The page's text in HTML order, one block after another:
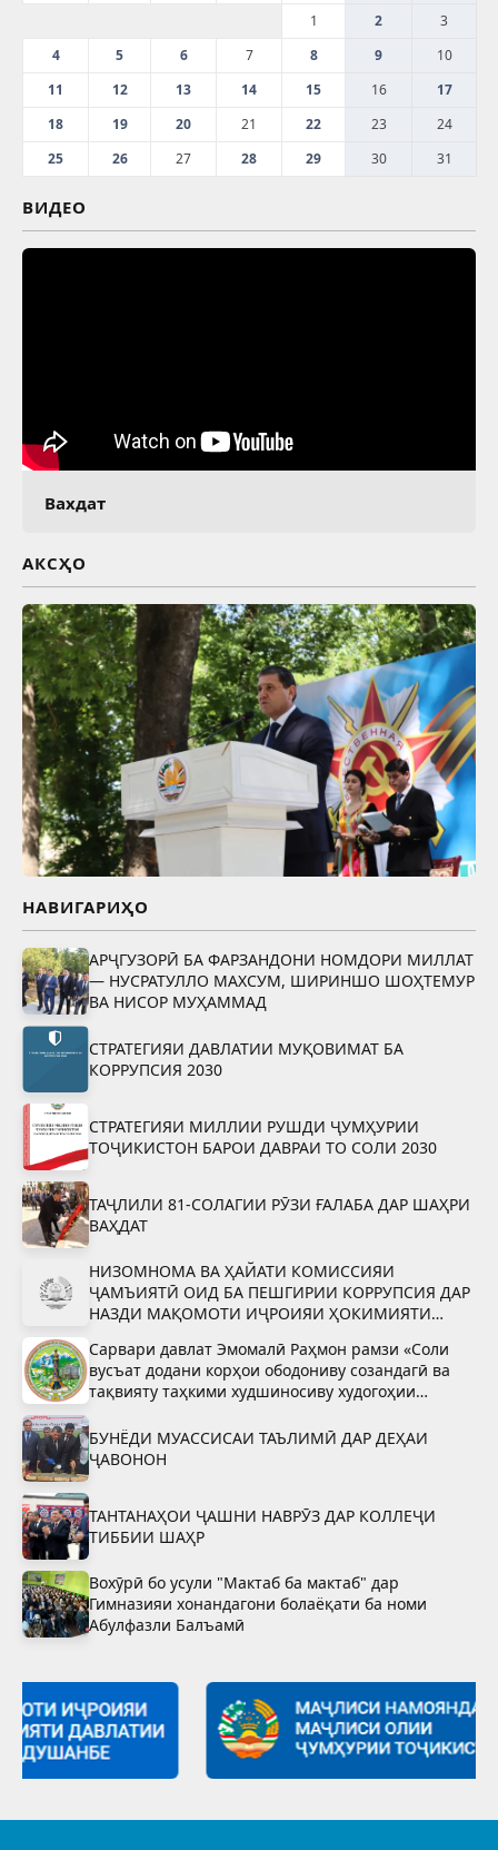
1
2
3
4
5 6 7 8 9
10
11
12 13 14 15 16
17
18
19 20 21 22 23
24
25
26 27 28 29 30 31
ВИДЕО
Вахдат
АКСҲО
НАВИГАРИҲО
АРҶГУЗОРӢ БА ФАРЗАНДОНИ НОМДОРИ МИЛЛАТ
— НУСРАТУЛЛО МАХСУМ, ШИРИНШО ШОҲТЕМУР
ВА НИСОР МУҲАММАД
СТРАТЕГИЯИ ДАВЛАТИИ МУҚОВИМАТ БА
КОРРУПСИЯ 2030
СТРАТЕГИЯИ МИЛЛИИ РУШДИ ҶУМҲУРИИ
ТОҶИКИСТОН БАРОИ ДАВРАИ ТО СОЛИ 2030
ТАҶЛИЛИ 81-СОЛАГИИ РӮЗИ ҒАЛАБА ДАР ШАҲРИ
ВАҲДАТ
НИЗОМНОМА ВА ҲАЙАТИ КОМИССИЯИ
ҶАМЪИЯТӢ ОИД БА ПЕШГИРИИ КОРРУПСИЯ ДАР
НАЗДИ МАҚОМОТИ ИҶРОИЯИ ҲОКИМИЯТИ
Сарвари давлат Эмомалӣ Раҳмон рамзи «Соли
вусъат додани корҳои ободониву созандагӣ ва
тақвияту таҳкими худшиносиву худогоҳии
БУНЁДИ МУАССИСАИ ТАЪЛИМӢ ДАР ДЕҲАИ
ҶАВОНОН
ТАНТАНАҲОИ ҶАШНИ НАВРӮЗ ДАР КОЛЛЕҶИ
ТИББИИ ШАҲР
Вохӯрӣ бо усули "Мактаб ба мактаб" дар
Гимназияи хонандагони болаёқати ба номи
Абулфазли Балъамӣ